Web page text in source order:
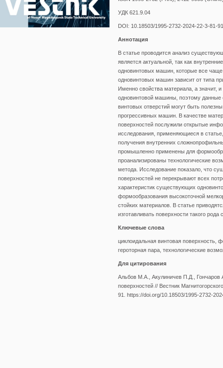
УДК 621.9.04
DOI: 10.18503/1995-2732-2024-22-3-81-91
Аннотация
В статье проводится анализ
является актуальной, так как
одновинтовых машин, которые все
одновинтовых машин зависит от типа
Именно свойства материала, а значит,
одновинтовой машины, поэтому данные
винтовых отверстий могут быть
прогрессивных машин. В качестве
поверхностей послужили открытые
исследования, применяющиеся в
получения внутренних
промышленно применены для
проанализированы технологические
метода. Исследование показало, что
поверхностей не перекрывают всех
характеристик существующих
формообразования высокоточной
стойких материалов. В статье
изготавливать поверхности такого
Ключевые слова
циклоидальная винтовая поверхность,
героторная пара, технологические
Для цитирования
Альбов М.А., Акулиничев П.Д.,
поверхностей // Вестник
91. https://doi.org/10.18503/1995-2732-